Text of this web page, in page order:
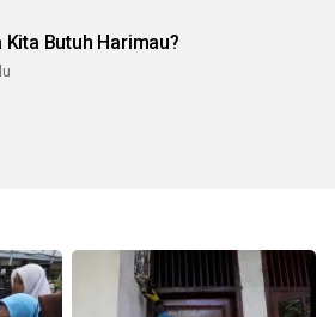
Kita Butuh Harimau?